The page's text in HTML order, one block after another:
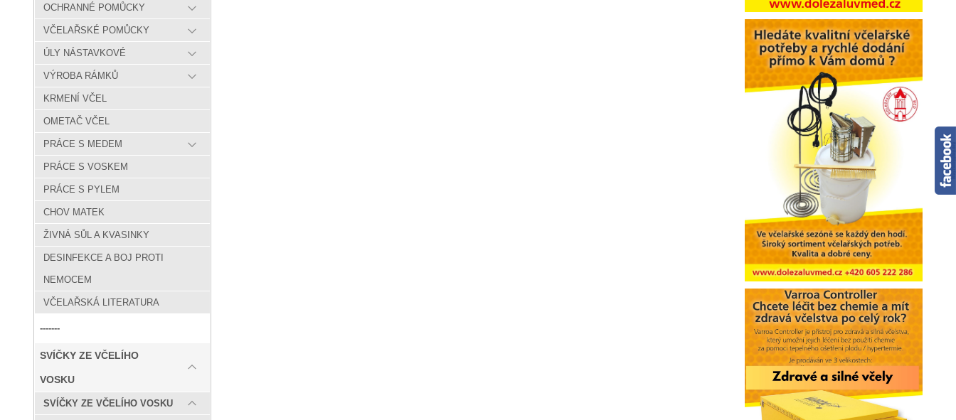
OCHRANNÉ POMŮCKY
VČELAŘSKÉ POMŮCKY
ÚLY NÁSTAVKOVÉ
VÝROBA RÁMKŮ
KRMENÍ VČEL
OMETAČ VČEL
PRÁCE S MEDEM
PRÁCE S VOSKEM
PRÁCE S PYLEM
CHOV MATEK
ŽIVNÁ SŮL A KVASINKY
DESINFEKCE A BOJ PROTI
NEMOCEM
VČELAŘSKÁ LITERATURA
-------
SVÍČKY ZE VČELÍHO
VOSKU
SVÍČKY ZE VČELÍHO VOSKU